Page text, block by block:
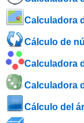
Calculadora
Cálculo de
Calculadora
Calculadora
Cálculo del